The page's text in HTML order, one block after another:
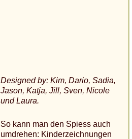
Designed by: Kim, Dario, Sadia,
Jason, Katja, Jill, Sven, Nicole
und Laura.
So kann man den Spiess auch
umdrehen: Kinderzeichnungen